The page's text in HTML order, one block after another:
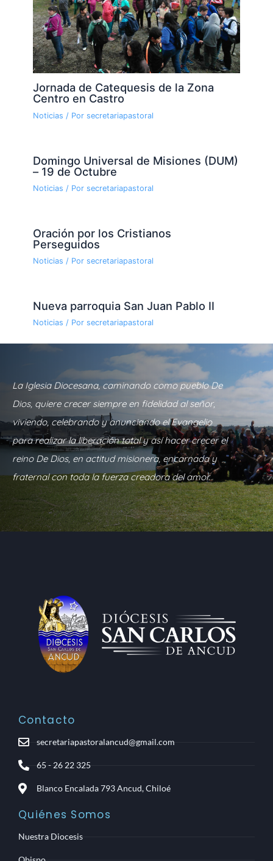
Jornada de Catequesis de la Zona
Centro en Castro
Noticias / Por secretariapastoral
Domingo Universal de Misiones (DUM)
– 19 de Octubre
Noticias / Por secretariapastoral
Oración por los Cristianos
Perseguidos
Noticias / Por secretariapastoral
Nueva parroquia San Juan Pablo II
Noticias / Por secretariapastoral
La Iglesia Diocesana, caminando como pueblo De
Dios, quiere crecer siempre en fidelidad al señor,
viviendo, celebrando y anunciando el Evangelio
para realizar la liberación total y así hacer crecer el
reino De Dios, en actitud misionera, encarnada y
fraternal con toda la fuerza creadora del amor.
Contacto
secretariapastoralancud@gmail.com
65 - 26 22 325
Blanco Encalada 793 Ancud, Chiloé
Quiénes Somos
Nuestra Diocesis